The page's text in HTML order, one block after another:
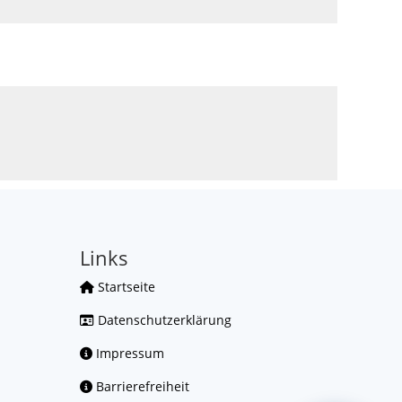
Links
Startseite
Datenschutzerklärung
Impressum
Barrierefreiheit